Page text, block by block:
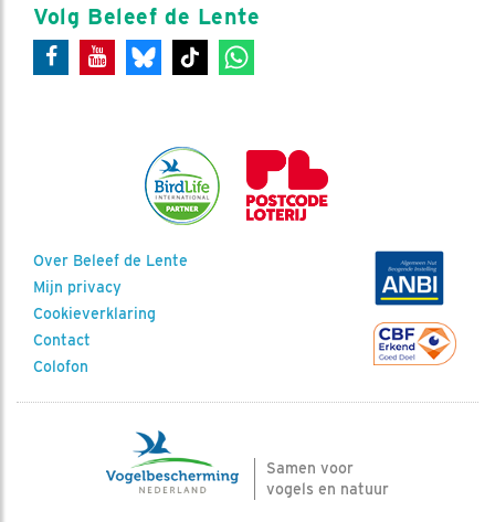
Volg Beleef de Lente
Over Beleef de Lente
Mijn privacy
Cookieverklaring
Contact
Colofon
Samen voor
vogels en natuur